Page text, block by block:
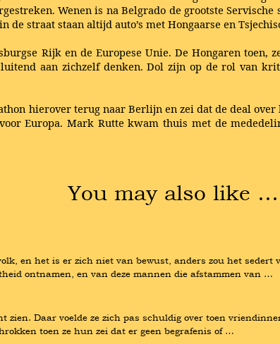
Wenen is na Belgrado de grootste
de straat staan altijd auto’s met Hongaarse en
Rijk en de Europese Unie. De Hongaren toen,
aan zichzelf denken. Dol zijn op de rol van
hierover terug naar Berlijn en zei dat de deal
Europa. Mark Rutte kwam thuis met de
You may also like …
en het is er zich niet van bewust, anders zou het sedert
ontnamen, en van deze mannen die afstammen van …
zien. Daar voelde ze zich pas schuldig over toen
toen ze hun zei dat er geen begrafenis of …